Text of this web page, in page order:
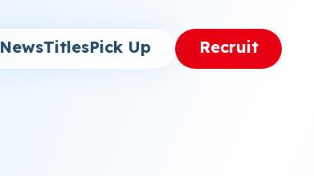
NewsTitlesPick Up Recruit